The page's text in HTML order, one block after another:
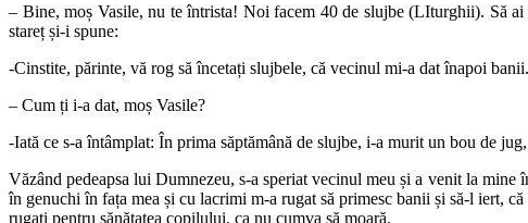
– Bine, moș Vasile, nu te întrista! Noi facem 40 de slujbe (LIturghii). Să
stareț și-i spune:
-Cinstite, părinte, vă rog să încetați slujbele, că vecinul mi-a dat înapoi banii.
– Cum ți i-a dat, moș Vasile?
-Iată ce s-a întâmplat: În prima săptămână de slujbe, i-a murit un bou de
Văzând pedeapsa lui Dumnezeu, s-a speriat vecinul meu și a venit la
în genuchi în fața mea și cu lacrimi m-a rugat să primesc banii și să-l iert,
rugați pentru sănătatea copilului, ca nu cumva să moară.